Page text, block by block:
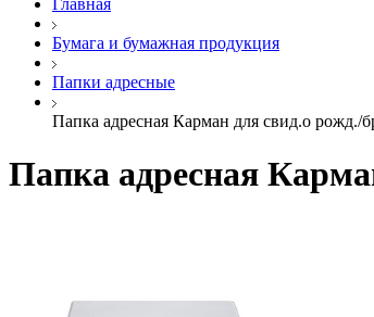
Главная
Бумага и бумажная продукция
Папки адресные
Папка адресная Карман для свид.о рожд./
Папка адресная